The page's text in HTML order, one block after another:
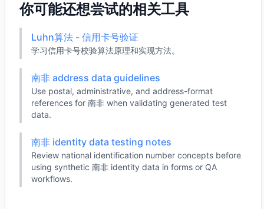
你可能还想尝试的相关工具
Luhn算法 - 信用卡号验证
学习信用卡号校验算法原理和实现方法。
南非 address data guidelines
Use postal, administrative, and address-format
references for 南非 when validating generated test
data.
南非 identity data testing notes
Review national identification number concepts before
using synthetic 南非 identity data in forms or QA
workflows.